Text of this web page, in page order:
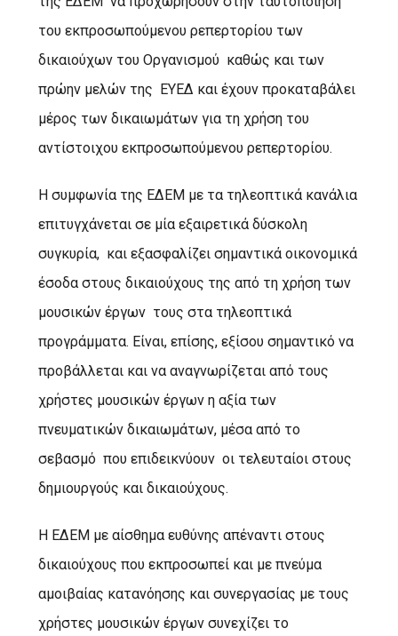
του εκπροσωπούμενου ρεπερτορίου των
δικαιούχων του Οργανισμού καθώς και των
πρώην μελών της ΕΥΕΔ και έχουν προκαταβάλει
μέρος των δικαιωμάτων για τη χρήση του
αντίστοιχου εκπροσωπούμενου ρεπερτορίου.
Η συμφωνία της ΕΔΕΜ με τα τηλεοπτικά κανάλια
επιτυγχάνεται σε μία εξαιρετικά δύσκολη
συγκυρία, και εξασφαλίζει σημαντικά οικονομικά
έσοδα στους δικαιούχους της από τη χρήση των
μουσικών έργων τους στα τηλεοπτικά
προγράμματα. Είναι, επίσης, εξίσου σημαντικό να
προβάλλεται και να αναγνωρίζεται από τους
χρήστες μουσικών έργων η αξία των
πνευματικών δικαιωμάτων, μέσα από το
σεβασμό που επιδεικνύουν οι τελευταίοι στους
δημιουργούς και δικαιούχους.
Η ΕΔΕΜ με αίσθημα ευθύνης απέναντι στους
δικαιούχους που εκπροσωπεί και με πνεύμα
αμοιβαίας κατανόησης και συνεργασίας με τους
χρήστες μουσικών έργων συνεχίζει το